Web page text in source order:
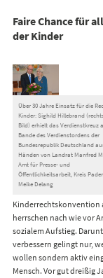
Faire Chance für
der Kinder
Über 30 Jahre Einsatz für die
Kinder: Sighild Hillebrand
Bild) erhielt das Verdienstkreuz
Bande des Verdienstordens der
Bundesrepublik Deutschland
Händen von Landrat Manfred
Amt für Presse- und
Öffentlichkeitsarbeit, Kreis
Meike Delang
Kinderrechtskonvention
herrschen nach wie vor
sozialem Aufstieg.
verbessern gelingt nur,
wollen sondern aktiv
Mensch. Vor gut dreißig